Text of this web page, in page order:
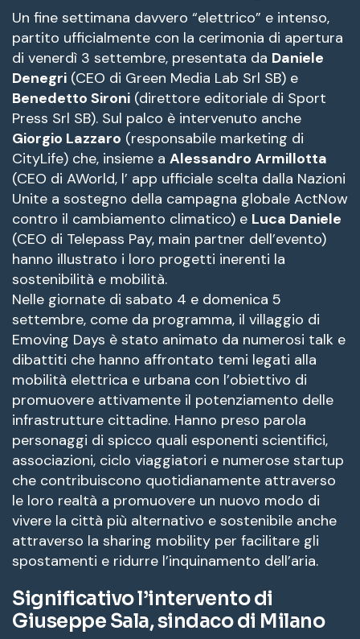
Un fine settimana davvero “elettrico” e intenso,
partito ufficialmente con la cerimonia di apertura
di venerdì 3 settembre, presentata da Daniele
Denegri (CEO di Green Media Lab Srl SB) e
Benedetto Sironi (direttore editoriale di Sport
Press Srl SB). Sul palco è intervenuto anche
Giorgio Lazzaro (responsabile marketing di
CityLife) che, insieme a Alessandro Armillotta
(CEO di AWorld, l’ app ufficiale scelta dalla Nazioni
Unite a sostegno della campagna globale ActNow
contro il cambiamento climatico) e Luca Daniele
(CEO di Telepass Pay, main partner dell’evento)
hanno illustrato i loro progetti inerenti la
sostenibilità e mobilità.
Nelle giornate di sabato 4 e domenica 5
settembre, come da programma, il villaggio di
Emoving Days è stato animato da numerosi talk e
dibattiti che hanno affrontato temi legati alla
mobilità elettrica e urbana con l’obiettivo di
promuovere attivamente il potenziamento delle
infrastrutture cittadine. Hanno preso parola
personaggi di spicco quali esponenti scientifici,
associazioni, ciclo viaggiatori e numerose startup
che contribuiscono quotidianamente attraverso
le loro realtà a promuovere un nuovo modo di
vivere la città più alternativo e sostenibile anche
attraverso la sharing mobility per facilitare gli
spostamenti e ridurre l’inquinamento dell’aria.
Significativo l’intervento di
Giuseppe Sala, sindaco di Milano